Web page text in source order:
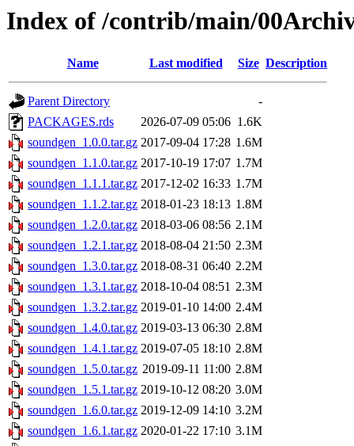
Index of /contrib/main/
Name Last modified Size Description
Parent Directory
-
PACKAGES.rds
2026-07-09 05:06 1.6K
soundgen_1.0.0.tar.gz 2017-09-04 17:28 1.6M
soundgen_1.1.0.tar.gz 2017-10-19 17:07 1.7M
soundgen_1.1.1.tar.gz 2017-12-02 16:33 1.7M
soundgen_1.1.2.tar.gz 2018-01-23 18:13 1.8M
soundgen_1.2.0.tar.gz 2018-03-06 08:56 2.1M
soundgen_1.2.1.tar.gz 2018-08-04 21:50 2.3M
soundgen_1.3.0.tar.gz 2018-08-31 06:40 2.2M
soundgen_1.3.1.tar.gz 2018-10-04 08:51 2.3M
soundgen_1.3.2.tar.gz 2019-01-10 14:00 2.4M
soundgen_1.4.0.tar.gz 2019-03-13 06:30 2.8M
soundgen_1.4.1.tar.gz 2019-07-05 18:10 2.8M
soundgen_1.5.0.tar.gz 2019-09-11 11:00 2.8M
soundgen_1.5.1.tar.gz 2019-10-12 08:20 3.0M
soundgen_1.6.0.tar.gz 2019-12-09 14:10 3.2M
soundgen_1.6.1.tar.gz 2020-01-22 17:10 3.1M